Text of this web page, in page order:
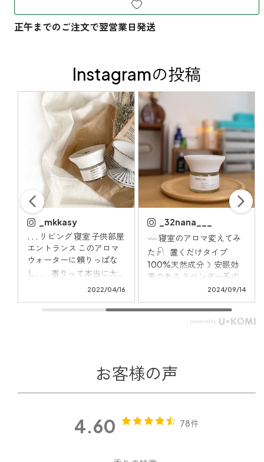
Instagramの投稿
_mkkasy
. . . リビング 寝室 子供部屋
エントランス このアロマ
ウォーターに頼りっぱな
し𓈒 . . . 香りって本当に大切
𓈒 生活が潤う感じ𓈒 . . . #ア
ロマ #アロマウォーター
@aromicstyle_official
2022/04/16
_32nana___
𓇠 寝室のアロマ変えてみ
た𓍯 ⁡ ⁡ ⁡ 置くだけタイプ
100%天然成分☽ ⁡ 安眠効
果のある ラベンダー系の
ブレンドなんだけど ⁡ 人工
的な嫌な匂いもせず お部
屋全体にふわーっと広が
る感じ↟ ⁡ ⁡ 中のオイルは 詰
記録#シンプルホーム#シ
ンプルインテリア#白イン
テリア#シンプルライフ#
ぎない暮らし#おうち時間
#こどものいる暮らし#ね
2024/09/14
お客様の声
4.60 78件